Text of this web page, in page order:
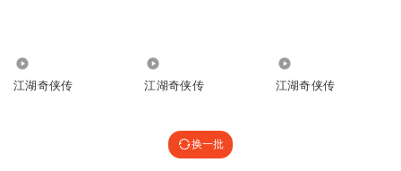
江湖奇侠传 江湖奇侠传 江湖奇侠传
换一批